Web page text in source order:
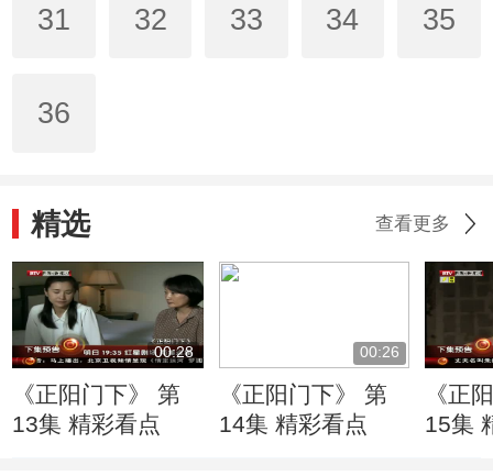
31 32 33 34 35
36
精选 查看更多
00:28
《正阳门下》 第
13集 精彩看点
00:26
《正阳门下》 第
14集 精彩看点
《正
15集